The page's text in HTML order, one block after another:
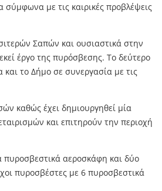
με τις καιρικές προβλέψεις
Σαπών και ουσιαστικά στην
έργο της πυρόσβεσης. Το δεύτερο
και το Δήμο σε συνεργασία με τις
καθώς έχει δημιουργηθεί μία
και επιτηρούν την περιοχή
πυροσβεστικά αεροσκάφη και δύο
πυροσβέστες με 6 πυροσβεστικά